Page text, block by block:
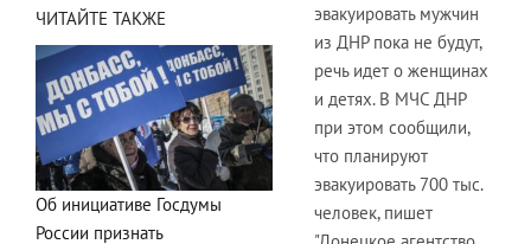
ЧИТАЙТЕ ТАКЖЕ
Об инициативе Госдумы
России признать
эвакуировать мужчин
из ДНР пока не будут,
речь идет о женщинах
и детях. В МЧС ДНР
при этом сообщили,
что планируют
эвакуировать 700 тыс.
человек, пишет